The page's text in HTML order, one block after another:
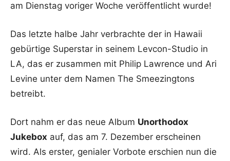
am Dienstag voriger Woche veröffentlicht wurde!
Das letzte halbe Jahr verbrachte der in Hawaii
gebürtige Superstar in seinem Levcon-Studio in
LA, das er zusammen mit Philip Lawrence und Ari
Levine unter dem Namen The Smeezingtons
betreibt.
Dort nahm er das neue Album Unorthodox
Jukebox auf, das am 7. Dezember erscheinen
wird. Als erster, genialer Vorbote erschien nun die